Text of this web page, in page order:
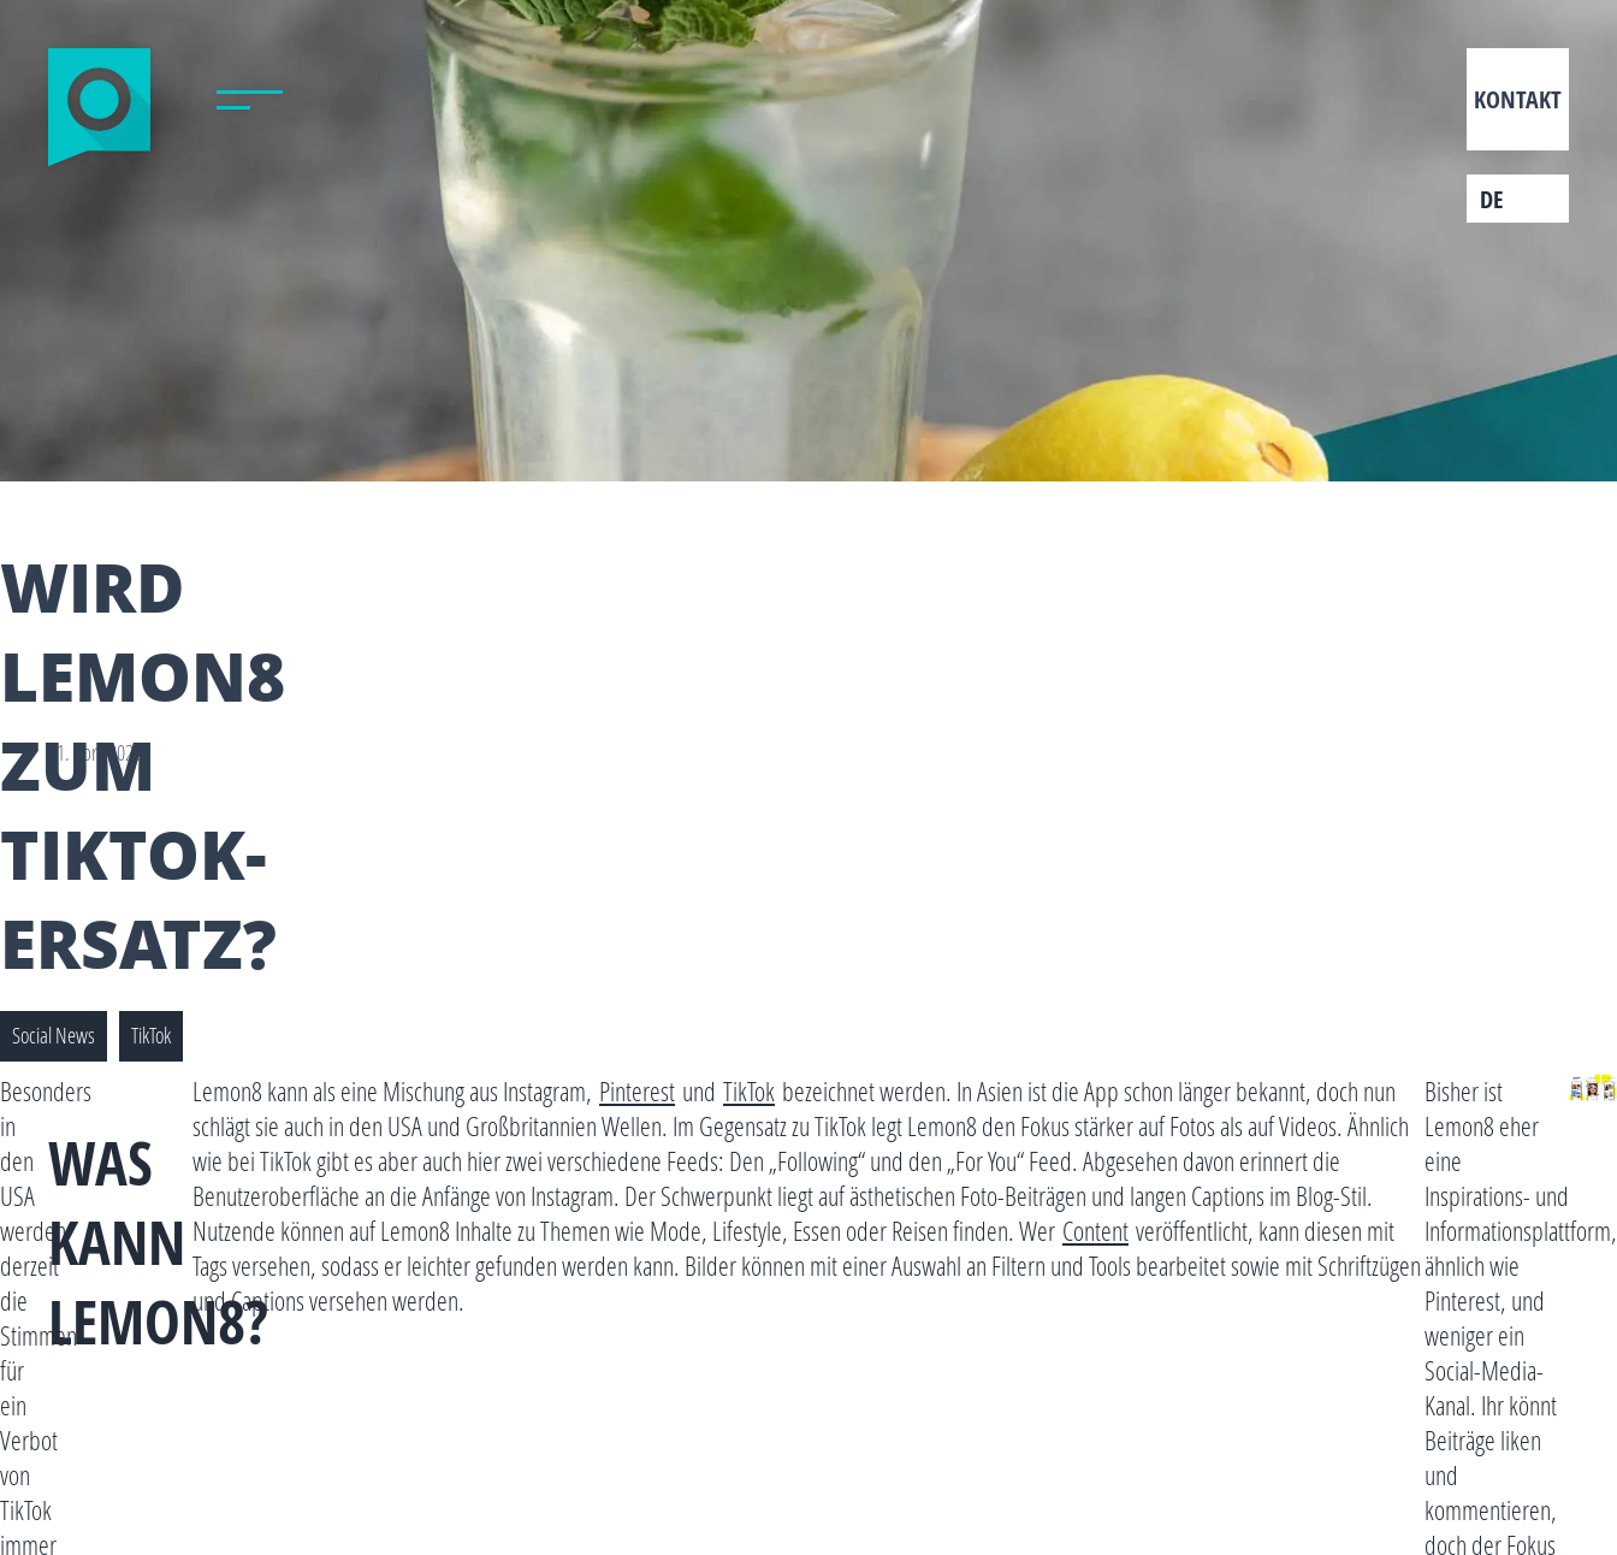
KONTAKT
DE
WIRD
LEMON8
ZUM
TIKTOK-
ERSATZ?
21. April 2023
Social News TikTok
Besonders
in
den
USA
werden
derzeit
die
Stimmen
für
ein
Verbot
von
TikTok
immer
WAS
KANN
LEMON8?
Lemon8 kann als eine Mischung aus Instagram, Pinterest und TikTok bezeichnet werden. In Asien ist die App schon länger bekannt, doch nun
schlägt sie auch in den USA und Großbritannien Wellen. Im Gegensatz zu TikTok legt Lemon8 den Fokus stärker auf Fotos als auf Videos. Ähnlich
wie bei TikTok gibt es aber auch hier zwei verschiedene Feeds: Den „Following“ und den „For You“ Feed. Abgesehen davon erinnert die
Benutzeroberfläche an die Anfänge von Instagram. Der Schwerpunkt liegt auf ästhetischen Foto-Beiträgen und langen Captions im Blog-Stil.
Nutzende können auf Lemon8 Inhalte zu Themen wie Mode, Lifestyle, Essen oder Reisen finden. Wer Content veröffentlicht, kann diesen mit
Tags versehen, sodass er leichter gefunden werden kann. Bilder können mit einer Auswahl an Filtern und Tools bearbeitet sowie mit Schriftzügen
und Captions versehen werden.
Bisher ist
Lemon8 eher
eine
Inspirations- und
Informationsplattform,
ähnlich wie
Pinterest, und
weniger ein
Social-Media-
Kanal. Ihr könnt
Beiträge liken
und
kommentieren,
doch der Fokus